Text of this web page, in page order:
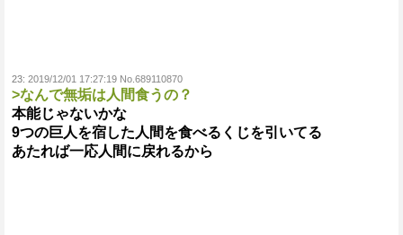
23: 2019/12/01 17:27:19 No.689110870
>なんで無垢は人間食うの？
本能じゃないかな
9つの巨人を宿した人間を食べるくじを引いてる
あたれば一応人間に戻れるから